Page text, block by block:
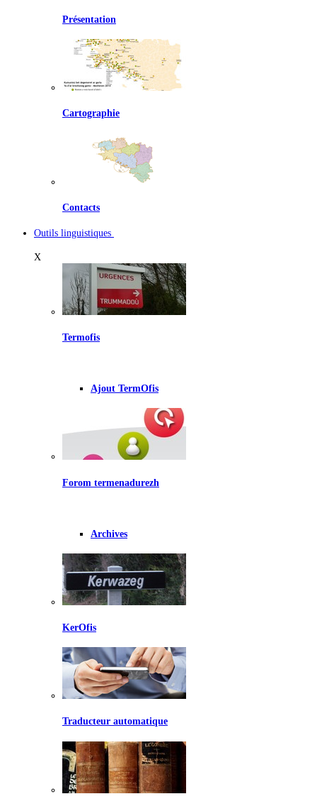
Présentation
Cartographie
Contacts
Outils linguistiques
X
Termofis
Ajout TermOfis
Forom termenadurezh
Archives
KerOfis
Traducteur automatique